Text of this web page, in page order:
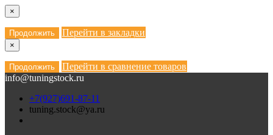
×
Продолжить Перейти в закладки
×
Продолжить
Перейти в сравнение товаров
info@tuningstock.ru
+7(927)691-87-11
tuning.stock@ya.ru